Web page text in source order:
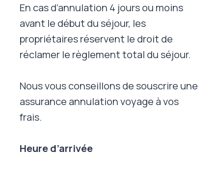
En cas d’annulation 4 jours ou moins
avant le début du séjour, les
propriétaires réservent le droit de
réclamer le règlement total du séjour.
Nous vous conseillons de souscrire une
assurance annulation voyage à vos
frais.
Heure d’arrivée